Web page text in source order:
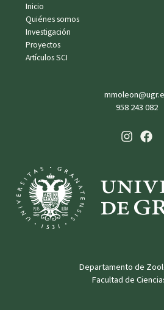
Inicio
Quiénes somos
Investigación
Proyectos
Artículos SCI
958 243 082
Departamento de
Facultad de